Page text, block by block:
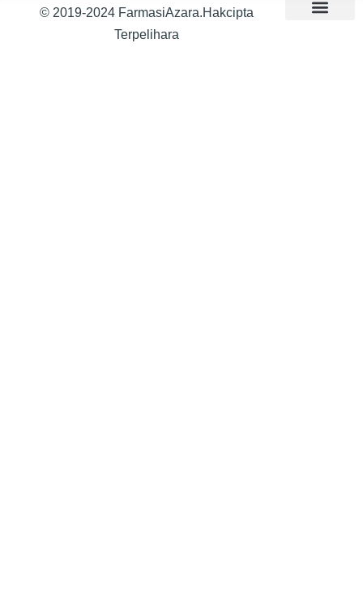
© 2019-2024 FarmasiAzara.Hakcipta
Terpelihara